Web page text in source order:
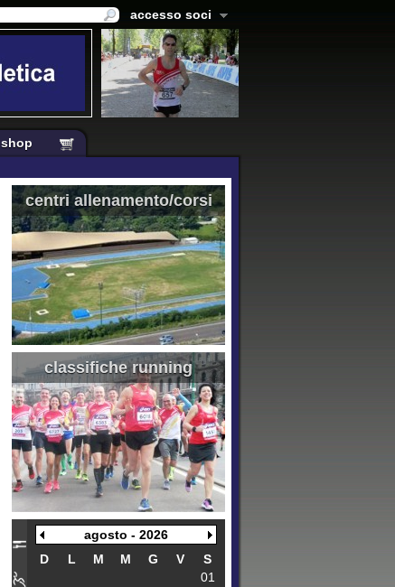
accesso soci
shop
centri allenamento/corsi
classifiche running
agosto - 2026
D
L M M G V
S
01